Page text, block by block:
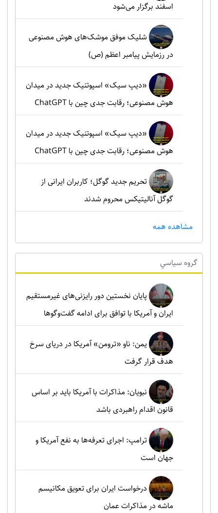
اسفند برگزار می‌شود
شلیک موفق موشک‌های هوش مصنوعی
در رزمایش پیامبر اعظم (ص)
«دیپ سیک» اسپوتنیک جدید در میدان
هوش مصنوعی؛ رقابت جدی چین با ChatGPT
«دیپ سیک» اسپوتنیک جدید در میدان
هوش مصنوعی؛ رقابت جدی چین با ChatGPT
تحریم جدید گوگل؛ کاربران ایرانی از
گوگل آنالیتیکس محروم شدند
مشاهده همه
گروه سياسي
پایان نخستین دور رایزنی‌های غیرمستقیم
ایران و آمریکا با توافق برای ادامه گفت‌وگوها
یمن: ناو «ترومن» آمریکا در دریای سرخ
هدف قرار گرفت
نبویان: مذاکرات با آمریکا باید بر اساس
قانون اقدام راهبردی باشد
ترامپ: اجرای تعرفه‌ها به نفع آمریکا و
جهان است
درخواست ایران برای تعویق مکانیسم
ماشه در مذاکرات عمان